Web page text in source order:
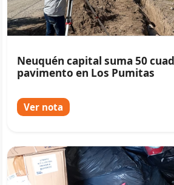
Neuquén capital suma 50
pavimento en Los Pumitas
Ver nota